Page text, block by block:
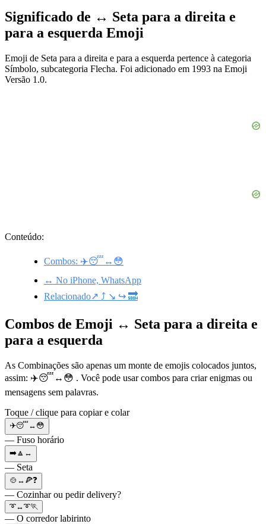
Significado de ↔️ Seta para a direita e
para a esquerda Emoji
Emoji de Seta para a direita e para a esquerda pertence à categoria
Símbolo, subcategoria Flecha. Foi adicionado em 1993 na Emoji
Versão 1.0.
Conteúdo:
Combos: ✈️😴↔️😳
↔️ No iPhone, WhatsApp
Relacionado↗️ ⤴️ ↘️ ↪️ 🔜
Combos de Emoji ↔️ Seta para a direita e
para a esquerda
As Combinações são apenas um monte de emojis colocados juntos,
assim: ✈️😴↔️😳 . Você pode usar combos para criar enigmas ou
mensagens sem palavras.
Toque / clique para copiar e colar
✈️😴↔️😳
— Fuso horário
➡️🔼↔️
— Seta
🍲↔️🍕❓
— Cozinhar ou pedir delivery?
➰↔️➰🏃
— O corredor labirinto